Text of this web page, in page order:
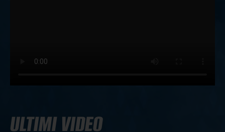
ULTIMI VIDEO